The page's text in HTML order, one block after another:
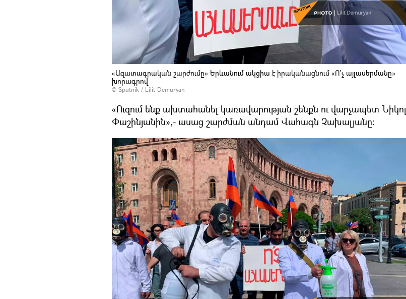
«Ազատագրական շարժումը» Երևանում ակցիա է իրականացնում «Ո՛չ այլասերմանը»
խորագրով
© Sputnik / Lilit Demuryan
«Ուզում ենք ախտահանել կառավարության շենքն ու վարչապետ Նիկոլ
Փաշինյանին»,- ասաց շարժման անդամ Վահագն Չախալյանը։